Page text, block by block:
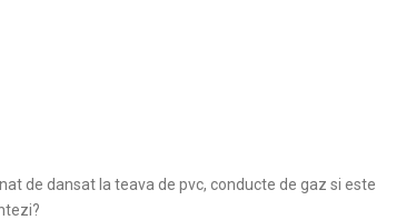
de dansat la teava de pvc, conducte de gaz si este